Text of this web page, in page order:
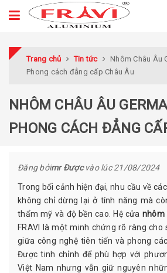
Trang chủ Tin tức
Nhôm Châu Âu
Phong cách đẳng cấp Châu Âu
NHÔM CHÂU ÂU
PHONG CÁCH ĐẲNG
Đăng bởimr Được vào lúc21/08/2024
Trong bối cảnh hiện đại, nhu cầu về
không chỉ dừng lại ở tính năng mà
thẩm mỹ và độ bền cao. Hệ cửa nhôm
FRAVI là một minh chứng rõ ràng cho
giữa công nghệ tiên tiến và phong
Được tinh chỉnh để phù hợp với
Việt Nam nhưng vẫn giữ nguyên